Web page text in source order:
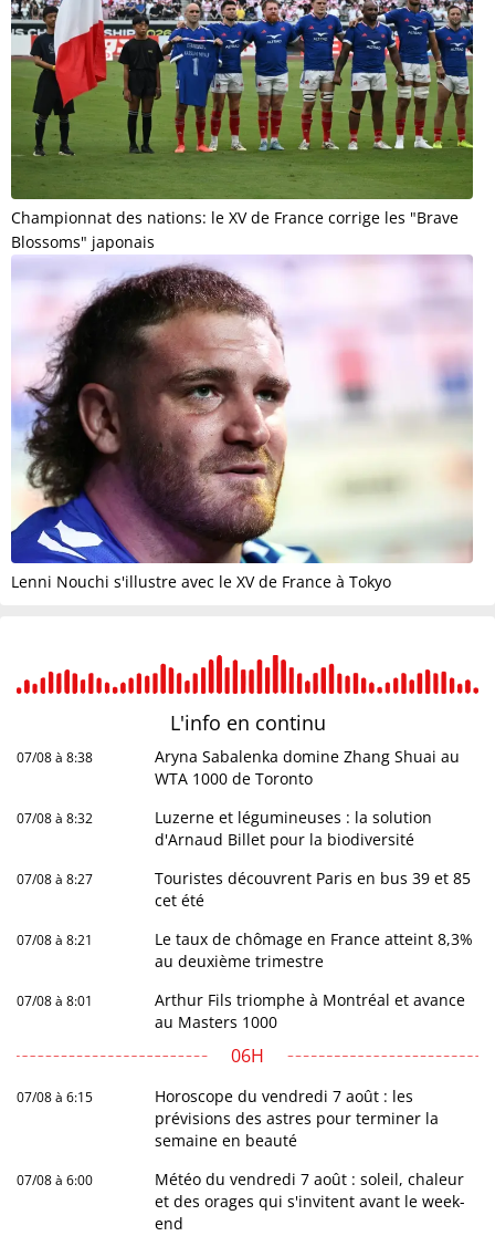
Championnat des nations: le XV de France corrige les "Brave
Blossoms" japonais
Lenni Nouchi s'illustre avec le XV de France à Tokyo
L'info en continu
07/08 à 8:38
Aryna Sabalenka domine Zhang Shuai au
WTA 1000 de Toronto
07/08 à 8:32
Luzerne et légumineuses : la solution
d'Arnaud Billet pour la biodiversité
07/08 à 8:27
Touristes découvrent Paris en bus 39 et 85
cet été
07/08 à 8:21
Le taux de chômage en France atteint 8,3%
au deuxième trimestre
07/08 à 8:01
Arthur Fils triomphe à Montréal et avance
au Masters 1000
06H
07/08 à 6:15
Horoscope du vendredi 7 août : les
prévisions des astres pour terminer la
semaine en beauté
07/08 à 6:00
Météo du vendredi 7 août : soleil, chaleur
et des orages qui s'invitent avant le week-
end